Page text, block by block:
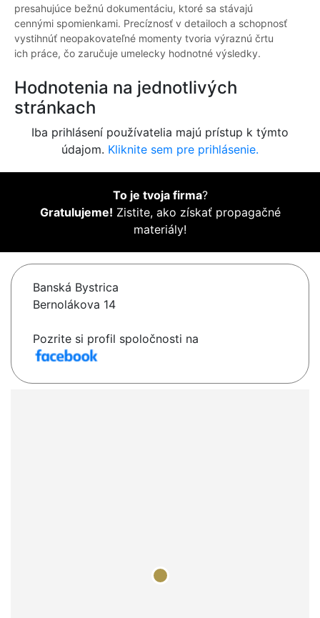
presahujúce bežnú dokumentáciu, ktoré sa stávajú
cennými spomienkami. Precíznosť v detailoch a schopnosť
vystihnúť neopakovateľné momenty tvoria výraznú črtu
ich práce, čo zaručuje umelecky hodnotné výsledky.
Hodnotenia na jednotlivých
stránkach
Iba prihlásení používatelia majú prístup k týmto
údajom. Kliknite sem pre prihlásenie.
To je tvoja firma?
Gratulujeme! Zistite, ako získať propagačné
materiály!
Banská Bystrica
Bernolákova 14
Pozrite si profil spoločnosti na